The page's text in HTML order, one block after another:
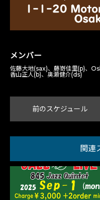
メンバー
佐藤大地(sax)、藤嵜佳里(p)、
香山正人(b)、奥瀬健介(ds)
前のスケジュール
関連